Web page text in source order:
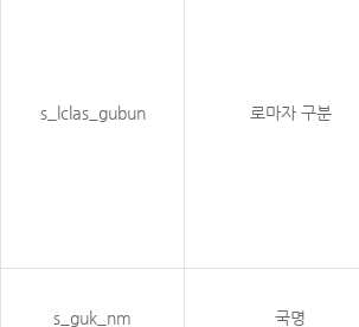
s_lclas_gubun 로마자 구분
s_guk_nm 국명